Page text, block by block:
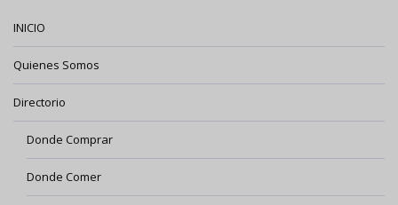
INICIO
Quienes Somos
Directorio
Donde Comprar
Donde Comer